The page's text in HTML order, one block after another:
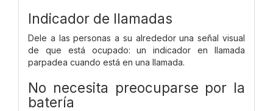
Indicador de llamadas
Dele a las personas a su alrededor una señal visual
de que está ocupado: un indicador en llamada
parpadea cuando está en una llamada.
No necesita preocuparse por la
batería